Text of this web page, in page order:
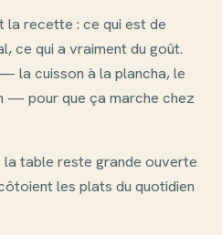
la recette : ce qui est de
ce qui a vraiment du goût.
la cuisson à la plancha, le
— pour que ça marche chez
la table reste grande ouverte
les plats du quotidien